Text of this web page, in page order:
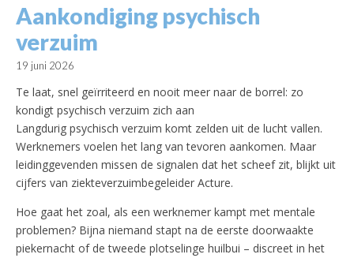
Aankondiging psychisch
verzuim
19 juni 2026
Te laat, snel geïrriteerd en nooit meer naar de borrel: zo
kondigt psychisch verzuim zich aan
Langdurig psychisch verzuim komt zelden uit de lucht vallen.
Werknemers voelen het lang van tevoren aankomen. Maar
leidinggevenden missen de signalen dat het scheef zit, blijkt uit
cijfers van ziekteverzuimbegeleider Acture.
Hoe gaat het zoal, als een werknemer kampt met mentale
problemen? Bijna niemand stapt na de eerste doorwaakte
piekernacht of de tweede plotselinge huilbui – discreet in het